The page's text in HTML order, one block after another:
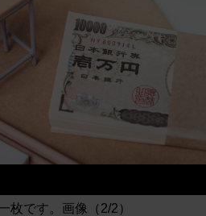
枚です。画像（2/2）